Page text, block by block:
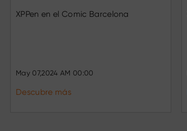
XPPen en el Comic Barcelona
May 07,2024 AM 00:00
Descubre más